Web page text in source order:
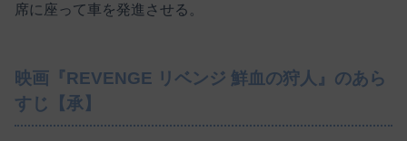
席に座って車を発進させる。
映画『REVENGE リベンジ 鮮血の狩人』のあら
すじ【承】